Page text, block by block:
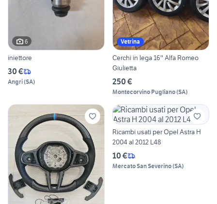
6
iniettore
30 €
Angri(SA)
Vetrina
Cerchi in lega 16'' Alfa Romeo
Giulietta
250 €
Montecorvino Pugliano(SA)
Ricambi usati per Opel Astra H
2004 al 2012 L48
10 €
Mercato San Severino(SA)